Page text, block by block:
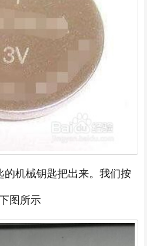
的机械钥匙把出来。我们按
图所示